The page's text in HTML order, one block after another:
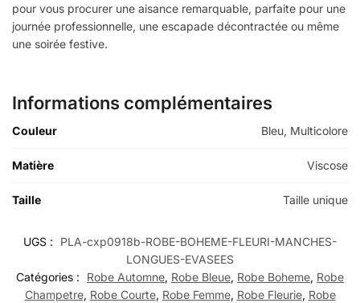
pour vous procurer une aisance remarquable, parfaite pour une
journée professionnelle, une escapade décontractée ou même
une soirée festive.
Informations complémentaires
Couleur Bleu, Multicolore
Matière Viscose
Taille Taille unique
UGS :
PLA-cxp0918b-ROBE-BOHEME-FLEURI-MANCHES-
LONGUES-EVASEES
Catégories :
Robe Automne, Robe Bleue, Robe Boheme, Robe
Champetre, Robe Courte, Robe Femme, Robe Fleurie, Robe